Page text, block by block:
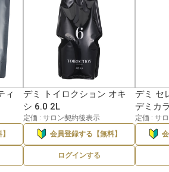
ィ
デミ トイロクション オキ
シ 6.0 2L
定価 : サロン契約後表示
会員登録する【無料】
ログインする
デミ セ
デミカ
定価 : サ